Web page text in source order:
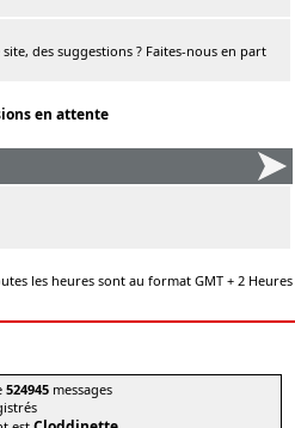
des suggestions ? Faites-nous en part
en attente
les heures sont au format GMT + 2 Heures
524945 messages